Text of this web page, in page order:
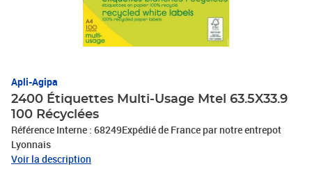
Apli-Agipa
2400 Étiquettes Multi-Usage Mtel 63.5X33.9
100 Récyclées
Référence Interne : 68249Expédié de France par notre entrepot
Lyonnais
Voir la description